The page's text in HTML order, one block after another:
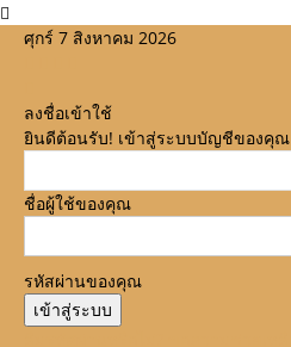
ศุกร์ 7 สิงหาคม 2026
ลงชื่อเข้าใช้
ยินดีต้อนรับ! เข้าสู่ระบบบัญชีของคุณ
ชื่อผู้ใช้ของคุณ
รหัสผ่านของคุณ